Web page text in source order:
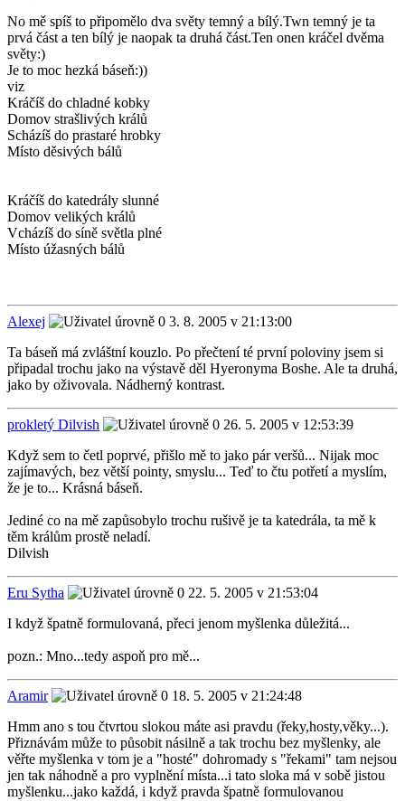
No mě spíš to připomělo dva světy temný a bílý.Twn temný je ta
prvá část a ten bílý je naopak ta druhá část.Ten onen kráčel dvěma
světy:)
Je to moc hezká báseň:))
viz
Kráčíš do chladné kobky
Domov strašlivých králů
Scházíš do prastaré hrobky
Místo děsivých bálů
Kráčíš do katedrály slunné
Domov velikých králů
Vcházíš do síně světla plné
Místo úžasných bálů
Alexej
3. 8. 2005 v 21:13:00
Ta báseň má zvláštní kouzlo. Po přečtení té první poloviny jsem si
připadal trochu jako na výstavě děl Hyeronyma Boshe. Ale ta druhá,
jako by oživovala. Nádherný kontrast.
prokletý Dilvish
26. 5. 2005 v 12:53:39
Když sem to četl poprvé, přišlo mě to jako pár veršů... Nijak moc
zajímavých, bez větší pointy, smyslu... Teď to čtu potřetí a myslím,
že je to... Krásná báseň.
Jediné co na mě zapůsobylo trochu rušivě je ta katedrála, ta mě k
těm králům prostě neladí.
Dilvish
Eru Sytha
22. 5. 2005 v 21:53:04
I když špatně formulovaná, přeci jenom myšlenka důležitá...
pozn.: Mno...tedy aspoň pro mě...
Aramir
18. 5. 2005 v 21:24:48
Hmm ano s tou čtvrtou slokou máte asi pravdu (řeky,hosty,věky...).
Přiznávám může to působit násilně a tak trochu bez myšlenky, ale
věřte myšlenka v tom je a "hosté" dohromady s "řekami" tam nejsou
jen tak náhodně a pro vyplnění místa...i tato sloka má v sobě jistou
myšlenku...jako každá, i když pravda špatně formulovanou